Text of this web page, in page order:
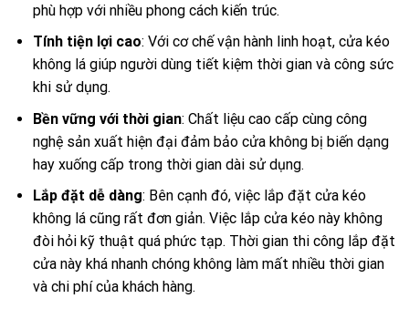
phù hợp với nhiều phong cách kiến trúc.
Tính tiện lợi cao: Với cơ chế vận hành linh hoạt, cửa kéo
không lá giúp người dùng tiết kiệm thời gian và công sức
khi sử dụng.
Bền vững với thời gian: Chất liệu cao cấp cùng công
nghệ sản xuất hiện đại đảm bảo cửa không bị biến dạng
hay xuống cấp trong thời gian dài sử dụng.
Lắp đặt dễ dàng: Bên cạnh đó, việc lắp đặt cửa kéo
không lá cũng rất đơn giản. Việc lắp cửa kéo này không
đòi hỏi kỹ thuật quá phức tạp. Thời gian thi công lắp đặt
cửa này khá nhanh chóng không làm mất nhiều thời gian
và chi phí của khách hàng.